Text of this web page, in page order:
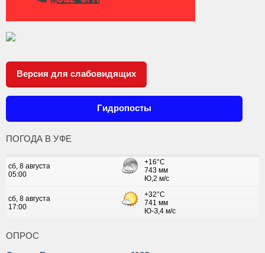
Версия для слабовидящих
Гидропосты
ПОГОДА В УФЕ
ОПРОС